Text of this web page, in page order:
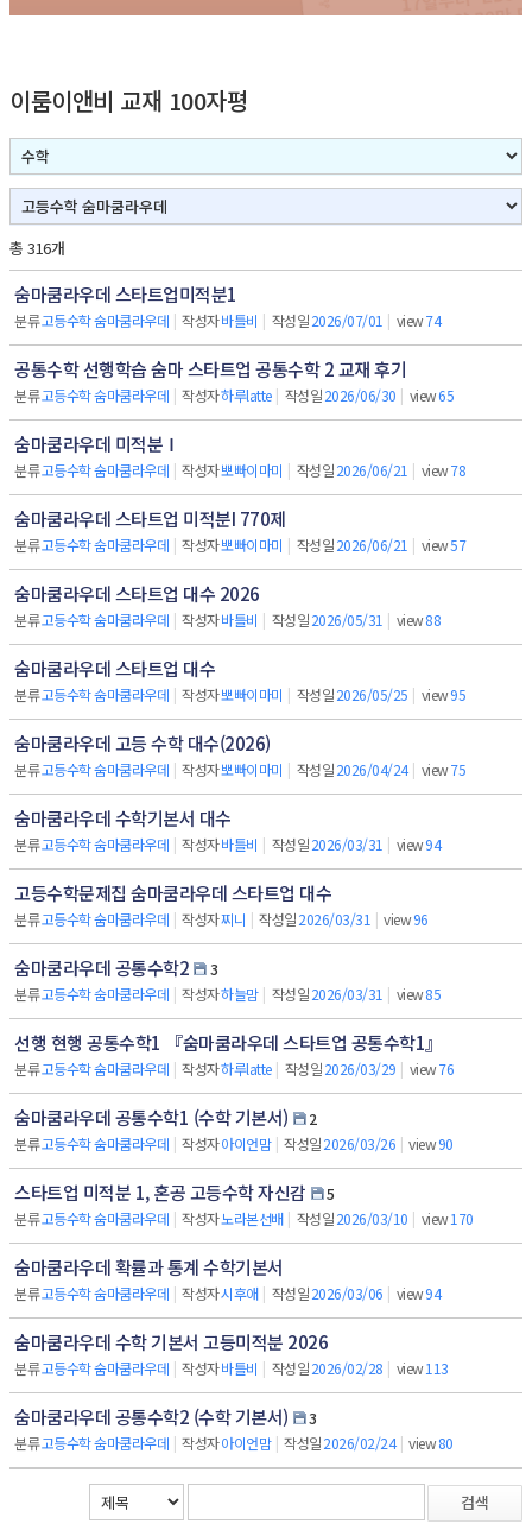
이룸이앤비 교재 100자평
총 316개
숨마쿰라우데 스타트업미적분1
분류고등수학 숨마쿰라우데 | 작성자바틀비 | 작성일2026/07/01 | view74
공통수학 선행학습 숨마 스타트업 공통수학 2 교재 후기
분류고등수학 숨마쿰라우데 | 작성자하루latte | 작성일2026/06/30 | view65
숨마쿰라우데 미적분Ⅰ
분류고등수학 숨마쿰라우데 | 작성자뽀빠이마미 | 작성일2026/06/21 | view78
숨마쿰라우데 스타트업 미적분I 770제
분류고등수학 숨마쿰라우데 | 작성자뽀빠이마미 | 작성일2026/06/21 | view57
숨마쿰라우데 스타트업 대수 2026
분류고등수학 숨마쿰라우데 | 작성자바틀비 | 작성일2026/05/31 | view88
숨마쿰라우데 스타트업 대수
분류고등수학 숨마쿰라우데 | 작성자뽀빠이마미 | 작성일2026/05/25 | view95
숨마쿰라우데 고등 수학 대수(2026)
분류고등수학 숨마쿰라우데 | 작성자뽀빠이마미 | 작성일2026/04/24 | view75
숨마쿰라우데 수학기본서 대수
분류고등수학 숨마쿰라우데 | 작성자바틀비 | 작성일2026/03/31 | view94
고등수학문제집 숨마쿰라우데 스타트업 대수
분류고등수학 숨마쿰라우데 | 작성자찌니 | 작성일2026/03/31 | view96
숨마쿰라우데 공통수학2
3
분류고등수학 숨마쿰라우데 | 작성자하늘맘 | 작성일2026/03/31 | view85
선행 현행 공통수학1 『숨마쿰라우데 스타트업 공통수학1』
분류고등수학 숨마쿰라우데 | 작성자하루latte | 작성일2026/03/29 | view76
숨마쿰라우데 공통수학1 (수학 기본서)
2
분류고등수학 숨마쿰라우데 | 작성자아이언맘 | 작성일2026/03/26 | view90
스타트업 미적분 1, 혼공 고등수학 자신감
5
분류고등수학 숨마쿰라우데 | 작성자노라본선배 | 작성일2026/03/10 | view170
숨마쿰라우데 확률과 통계 수학기본서
분류고등수학 숨마쿰라우데 | 작성자시후애 | 작성일2026/03/06 | view94
숨마쿰라우데 수학 기본서 고등미적분 2026
분류고등수학 숨마쿰라우데 | 작성자바틀비 | 작성일2026/02/28 | view113
숨마쿰라우데 공통수학2 (수학 기본서)
3
분류고등수학 숨마쿰라우데 | 작성자아이언맘 | 작성일2026/02/24 | view80
검색